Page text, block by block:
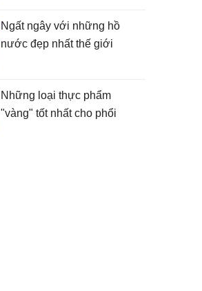
Ngất ngây với những hồ
nước đẹp nhất thế giới
Những loại thực phẩm
"vàng" tốt nhất cho phổi